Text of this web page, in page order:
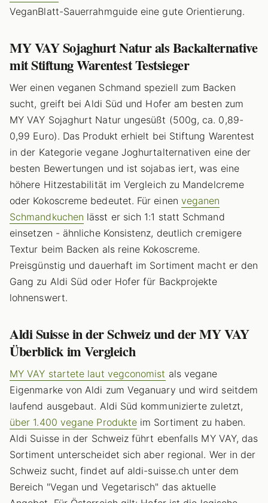
VeganBlatt-Sauerrahmguide eine gute Orientierung.
MY VAY Sojaghurt Natur als Backalternative
mit Stiftung Warentest Testsieger
Wer einen veganen Schmand speziell zum Backen
sucht, greift bei Aldi Süd und Hofer am besten zum
MY VAY Sojaghurt Natur ungesüßt (500g, ca. 0,89-
0,99 Euro). Das Produkt erhielt bei Stiftung Warentest
in der Kategorie vegane Joghurtalternativen eine der
besten Bewertungen und ist sojabas iert, was eine
höhere Hitzestabilität im Vergleich zu Mandelcreme
oder Kokoscreme bedeutet. Für einen veganen
Schmandkuchen lässt er sich 1:1 statt Schmand
einsetzen - ähnliche Konsistenz, deutlich cremigere
Textur beim Backen als reine Kokoscreme.
Preisgünstig und dauerhaft im Sortiment macht er den
Gang zu Aldi Süd oder Hofer für Backprojekte
lohnenswert.
Aldi Suisse in der Schweiz und der MY VAY
Überblick im Vergleich
MY VAY startete laut vegconomist als vegane
Eigenmarke von Aldi zum Veganuary und wird seitdem
laufend ausgebaut. Aldi Süd kommunizierte zuletzt,
über 1.400 vegane Produkte im Sortiment zu haben.
Aldi Suisse in der Schweiz führt ebenfalls MY VAY, das
Sortiment unterscheidet sich aber regional. Wer in der
Schweiz sucht, findet auf aldi-suisse.ch unter dem
Bereich "Vegan und Vegetarisch" das aktuelle